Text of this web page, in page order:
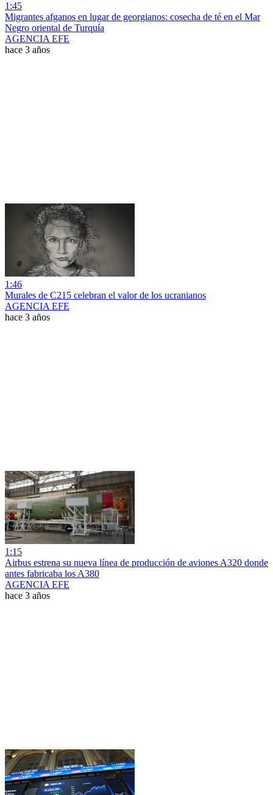
1:45
Migrantes afganos en lugar de georgianos: cosecha de té en el Mar
Negro oriental de Turquía
AGENCIA EFE
hace 3 años
1:46
Murales de C215 celebran el valor de los ucranianos
AGENCIA EFE
hace 3 años
1:15
Airbus estrena su nueva línea de producción de aviones A320 donde
antes fabricaba los A380
AGENCIA EFE
hace 3 años